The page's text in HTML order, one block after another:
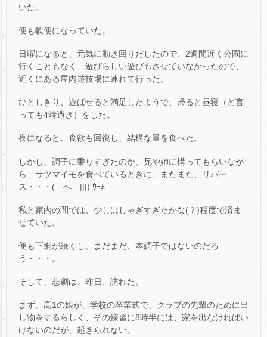
いた。
便も軟便になっていた。
日曜になると、元気に動き回りだしたので、2週間近く公園に
行くこともなく、遊びらしい遊びもさせていなかったので、
近くにある屋内遊技場に連れて行った。
ひとしきり、遊ばせると満足したようで、帰ると昼寝（と言
っても4時過ぎ）をした。
夜になると、食欲も回復し、結構な量を食べた。
しかし、調子に乗りすぎたのか、兄や姉に構ってもらいなが
ら、サツマイモを食べているときに、またまた、リバー
ス・・・(￣へ￣|||) ｳｰﾑ
私と家内の間では、少しはしゃぎすぎたかな(？)程度で済ま
せていた。
便も下痢が続くし、まだまだ、本調子ではないのだろ
う・・・。
そして、悲劇は、昨日、訪れた。
まず、高1の娘が、学校の卒業式で、クラブの先輩のために出
し物をするらしく、その練習に8時半には、家を出なければい
けないのだが、起きられない。